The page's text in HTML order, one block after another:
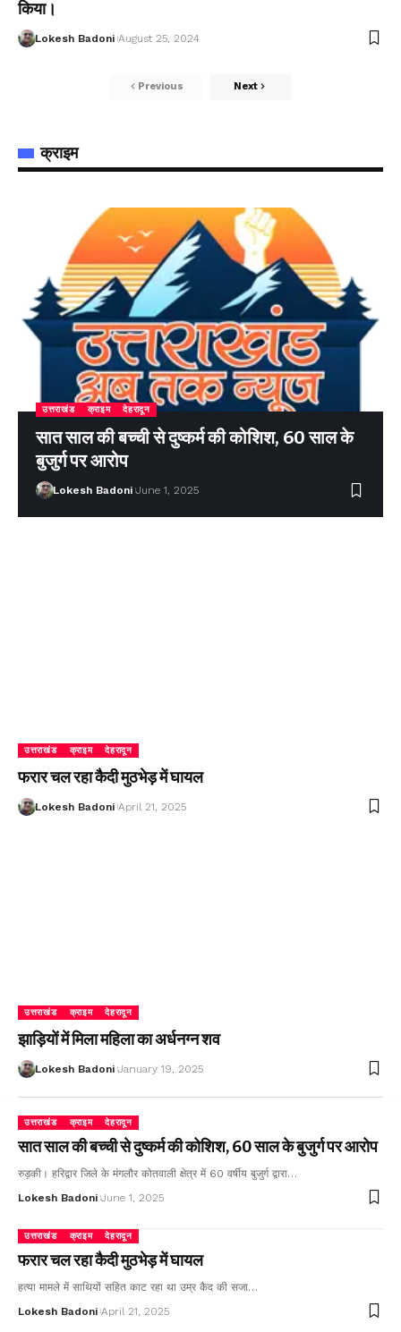
किया।
Lokesh Badoni August 25, 2024
Previous Next
क्राइम
उत्तराखंड क्राइम देहरादून
सात साल की बच्ची से दुष्कर्म की कोशिश, 60 साल के
बुजुर्ग पर आरोप
Lokesh Badoni June 1, 2025
उत्तराखंड क्राइम देहरादून
फरार चल रहा कैदी मुठभेड़ में घायल
Lokesh Badoni April 21, 2025
उत्तराखंड क्राइम देहरादून
झाड़ियों में मिला महिला का अर्धनग्न शव
Lokesh Badoni January 19, 2025
उत्तराखंड क्राइम देहरादून
सात साल की बच्ची से दुष्कर्म की कोशिश, 60 साल के बुजुर्ग पर आरोप
रुड़की। हरिद्वार जिले के मंगलौर कोतवाली क्षेत्र में 60 वर्षीय बुजुर्ग द्वारा…
Lokesh Badoni June 1, 2025
उत्तराखंड क्राइम देहरादून
फरार चल रहा कैदी मुठभेड़ में घायल
हत्या मामले में साथियों सहित काट रहा था उम्र कैद की सजा…
Lokesh Badoni April 21, 2025